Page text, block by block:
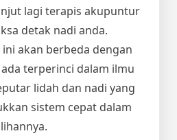
lagi terapis akupuntur
detak nadi anda.
akan berbeda dengan
terperinci dalam ilmu
lidah dan nadi yang
sistem cepat dalam